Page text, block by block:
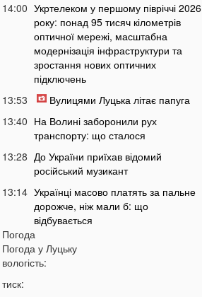
14:00 Укртелеком у першому півріччі 2026
року: понад 95 тисяч кілометрів
оптичної мережі, масштабна
модернізація інфраструктури та
зростання нових оптичних
підключень
13:53
Вулицями Луцька літає папуга
13:40 На Волині заборонили рух
транспорту: що сталося
13:28 До України приїхав відомий
російський музикант
13:14 Українці масово платять за пальне
дорожче, ніж мали б: що
відбувається
12:45 Українців попередили про
повернення графіків відключень
світла
12:26
Погода
Погода у Луцьку
вологість:
тиск: